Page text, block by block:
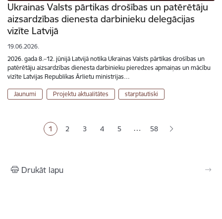
Ukrainas Valsts pārtikas drošības un patērētāju
aizsardzības dienesta darbinieku delegācijas
vizīte Latvijā
19.06.2026.
2026. gada 8.–12. jūnijā Latvijā notika Ukrainas Valsts pārtikas drošības un
patērētāju aizsardzības dienesta darbinieku pieredzes apmaiņas un mācību
vizīte Latvijas Republikas Ārlietu ministrijas…
Jaunumi Projektu aktualitātes starptautiski
Pašreizējā lapa
1 Lapa
2 Lapa
3 Lapa
4 Lapa
5 … 58
Drukāt lapu